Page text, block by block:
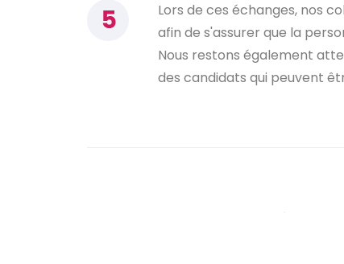
Lors de ces échanges, nos
afin de s'assurer que la
Nous restons également
des candidats qui peuvent
Notre connaissance du marché de